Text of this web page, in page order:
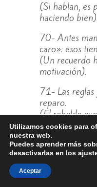
(Si hablan, es
haciendo bien).
70- Antes
caro»: esos
(Un recuerdo
motivación).
71- Las
reparo.
(El rebelde
72- Y ahora
que antes no
(Un logro que
personal).
Utilizamos cookies para
nuestra web.
Puedes aprender más
desactivarlas en los
Aceptar